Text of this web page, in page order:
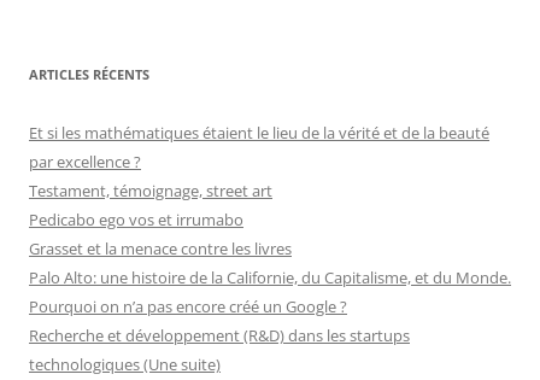
ARTICLES RÉCENTS
Et si les mathématiques étaient le lieu de la vérité et de la beauté
par excellence ?
Testament, témoignage, street art
Pedicabo ego vos et irrumabo
Grasset et la menace contre les livres
Palo Alto: une histoire de la Californie, du Capitalisme, et du Monde.
Pourquoi on n’a pas encore créé un Google ?
Recherche et développement (R&D) dans les startups
technologiques (Une suite)